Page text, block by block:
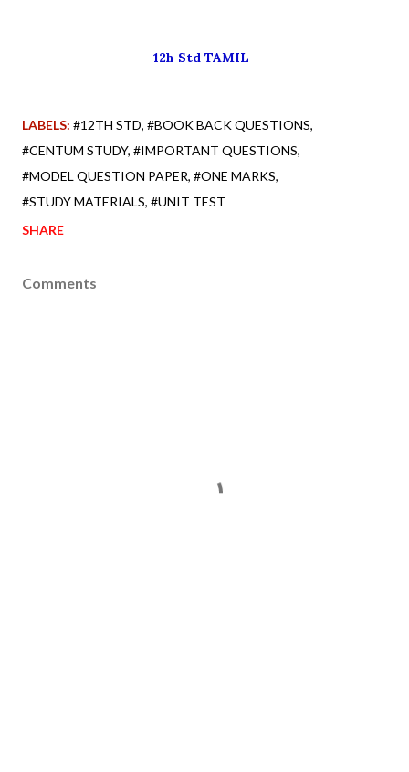
12h Std TAMIL
LABELS: #12TH STD #BOOK BACK QUESTIONS
#CENTUM STUDY #IMPORTANT QUESTIONS
#MODEL QUESTION PAPER #ONE MARKS
#STUDY MATERIALS #UNIT TEST
SHARE
Comments